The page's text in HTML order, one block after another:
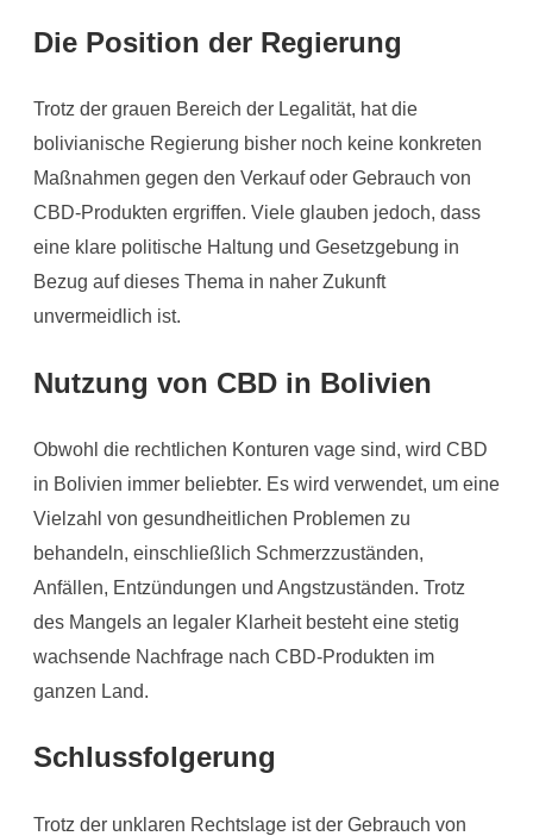
Die Position der Regierung
Trotz der grauen Bereich der Legalität, hat die
bolivianische Regierung bisher noch keine konkreten
Maßnahmen gegen den Verkauf oder Gebrauch von
CBD-Produkten ergriffen. Viele glauben jedoch, dass
eine klare politische Haltung und Gesetzgebung in
Bezug auf dieses Thema in naher Zukunft
unvermeidlich ist.
Nutzung von CBD in Bolivien
Obwohl die rechtlichen Konturen vage sind, wird CBD
in Bolivien immer beliebter. Es wird verwendet, um eine
Vielzahl von gesundheitlichen Problemen zu
behandeln, einschließlich Schmerzzuständen,
Anfällen, Entzündungen und Angstzuständen. Trotz
des Mangels an legaler Klarheit besteht eine stetig
wachsende Nachfrage nach CBD-Produkten im
ganzen Land.
Schlussfolgerung
Trotz der unklaren Rechtslage ist der Gebrauch von